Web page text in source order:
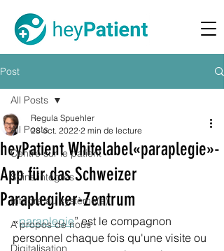
Post
All Posts
Centré sur le patient
Soins intégrés
Intégré au système(s)
A propos de nous
Digitalisation
All Posts
heyPatient Whitelabel«paraplegie»-
App für das Schweizer
Paraplegiker-Zentrum
Regula Spuehler
28 oct. 2022 2 min de lecture
«paraplegie” est le compagnon
personnel chaque fois qu'une visite ou